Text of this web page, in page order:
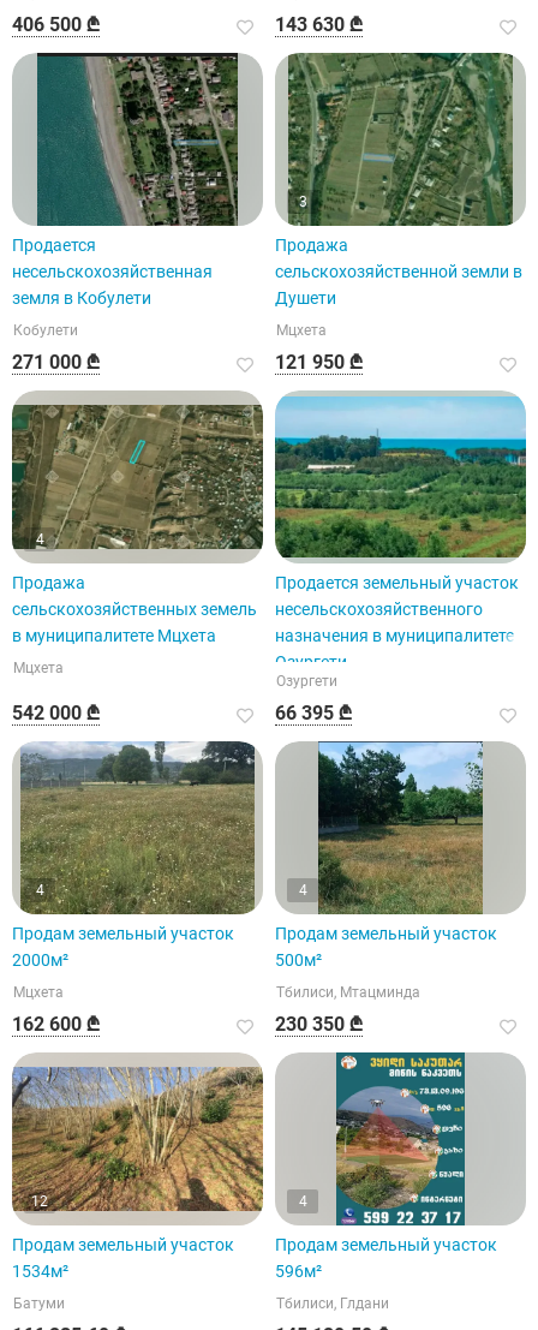
406 500 ₾ 143 630 ₾
Продается
несельскохозяйственная
земля в Кобулети
Кобулети
271 000 ₾
3
Продажа
сельскохозяйственной земли в
Душети
Мцхета
121 950 ₾
4
Продажа
сельскохозяйственных земель
в муниципалитете Мцхета
Мцхета
542 000 ₾
Продается земельный участок
несельскохозяйственного
назначения в муниципалитете
Озургети
Озургети
66 395 ₾
4
Продам земельный участок
2000м²
Мцхета
162 600 ₾
4
Продам земельный участок
500м²
Тбилиси, Мтацминда
230 350 ₾
12
Продам земельный участок
1534м²
Батуми
4
Продам земельный участок
596м²
Тбилиси, Глдани